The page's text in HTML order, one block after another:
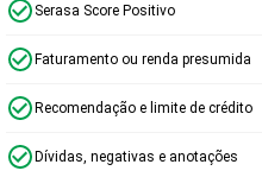
Serasa Score Positivo
Faturamento ou renda presumida
Recomendação e limite de crédito
Dívidas, negativas e anotações